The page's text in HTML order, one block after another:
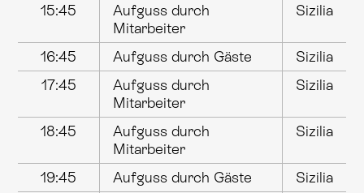
15:45
Aufguss durch
Mitarbeiter
Sizilia
16:45 Aufguss durch Gäste
Sizilia
17:45
Aufguss durch
Mitarbeiter
Sizilia
18:45
Aufguss durch
Mitarbeiter
Sizilia
19:45 Aufguss durch Gäste
Sizilia